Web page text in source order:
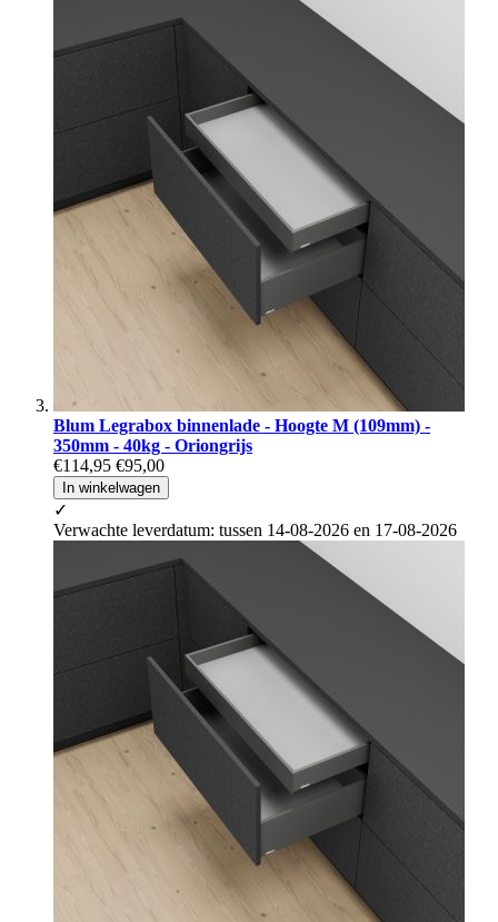
Blum Legrabox binnenlade - Hoogte M (109mm) -
350mm - 40kg - Oriongrijs
€114,95 €95,00
In winkelwagen
✓
Verwachte leverdatum: tussen 14-08-2026 en 17-08-2026